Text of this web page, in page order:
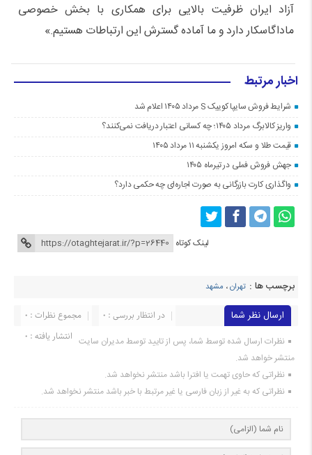
آزاد ایران ظرفیت بالایی برای همکاری با بخش خصوصی
ماداگاسکار دارد و ما آماده گسترش این ارتباطات هستیم.»
اخبار مرتبط
شرایط فروش سایپا کوییک S مرداد ۱۴۰۵ اعلام شد
واریز کالابرگ مرداد ۱۴۰۵؛ چه کسانی اعتبار دریافت نمی‌کنند؟
قیمت طلا و سکه امروز یکشنبه ۱۱ مرداد ۱۴۰۵
جهش فروش فملی در تیرماه ۱۴۰۵
واگذاری کارت بازرگانی به صورت اجاره‌ای چه حکمی دارد؟
لینک کوتاه
برچسب ها : تهران، مشهد
ارسال نظر شما مجموع نظرات : 0
در انتظار بررسی : 0
انتشار یافته : 0 نظرات ارسال شده توسط شما، پس از تایید توسط مدیران سایت
منتشر خواهد شد.
نظراتی که حاوی تهمت یا افترا باشد منتشر نخواهد شد.
نظراتی که به غیر از زبان فارسی یا غیر مرتبط با خبر باشد منتشر نخواهد شد.